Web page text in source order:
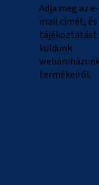
Adja meg az e-
mail címét,
tájékoztatást
küldünk
termékeiről.